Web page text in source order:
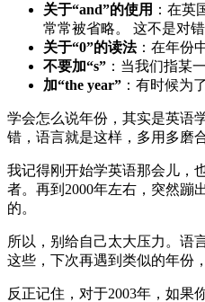
关于“and”的使用 ：在英
常常被省略。 这不是对
关于“0”的读法：在年份
不要加“s” ：当我们指某
加“the year” ：有时候为
学会怎么说年份，其实是英语
错，语言就是这样，多用多磨
我记得刚开始学英语那会儿，
者。再到2000年左右，突然蹦
的。
所以，别给自己太大压力。语
这些，下次再遇到类似的年份
反正记住，对于2003年，如果